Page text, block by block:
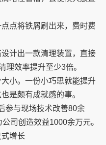
点将铁屑刷出来，费时费
计出一款清理装置，直接
理效率提升至少3倍。
小。一份小巧思就能提升
是颇有成就感的事。
参与现场技术改善80余
司创造效益1000余万元。
增长